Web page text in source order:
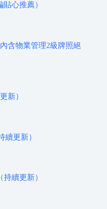
心推薦）
含物業管理2級牌照絕
新）
續更新）
續更新）